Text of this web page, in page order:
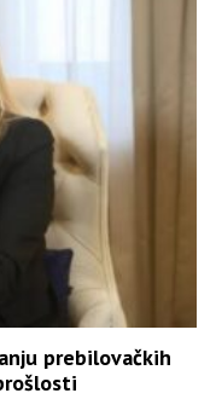
prebilovačkih